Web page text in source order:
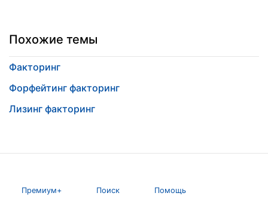
Похожие темы
Факторинг
Форфейтинг факторинг
Лизинг факторинг
Премиум+ Поиск Помощь